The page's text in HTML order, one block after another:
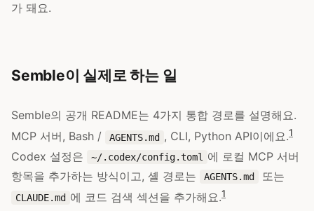
가 돼요.
Semble이 실제로 하는 일
Semble의 공개 README는 4가지 통합 경로를 설명해요.
MCP 서버, Bash /
AGENTS.md , CLI, Python API이에요.1
Codex 설정은 ~/.codex/config.toml
에 로컬 MCP 서버
항목을 추가하는 방식이고, 셸 경로는
AGENTS.md 또는
CLAUDE.md 에 코드 검색 섹션을 추가해요.1